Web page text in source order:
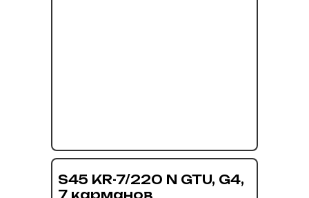
S45 KR-7/220 N GTU, G4,
7 карманов